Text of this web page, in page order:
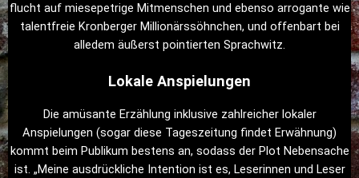
flucht auf miesepetrige Mitmenschen und ebenso arrogante wie
talentfreie Kronberger Millionärssöhnchen, und offenbart bei
alledem äußerst pointierten Sprachwitz.
Lokale Anspielungen
Die amüsante Erzählung inklusive zahlreicher lokaler
Anspielungen (sogar diese Tageszeitung findet Erwähnung)
kommt beim Publikum bestens an, sodass der Plot Nebensache
ist. „Meine ausdrückliche Intention ist es, Leserinnen und Leser